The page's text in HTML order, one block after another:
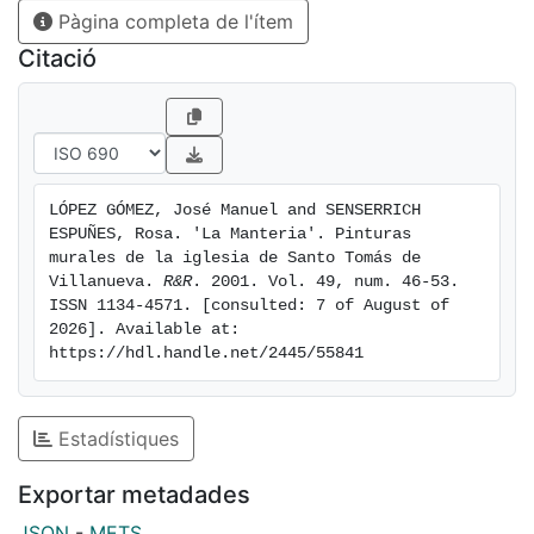
debe al pintor de cámara de Carlos II, Claudio Coello,
ayudado por su discípulo Sebastián Muñoz y por una
serie de pintores locales. Claudio Coello trabajó entre
1683 y 1684, prolongándose las tareas hasta 1686.
Pàgina completa de l'ítem
Citació
LÓPEZ GÓMEZ, José Manuel and SENSERRICH
ESPUÑES, Rosa. 'La Manteria'. Pinturas
murales de la iglesia de Santo Tomás de
Villanueva. R&R. 2001. Vol. 49, num. 46-53.
ISSN 1134-4571. [consulted: 7 of August of
2026]. Available at:
https://hdl.handle.net/2445/55841
Estadístiques
Exportar metadades